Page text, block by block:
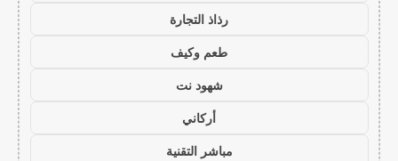
رذاذ التجارة
طعم وكيف
شهود نت
أركاني
مباشر التقنية